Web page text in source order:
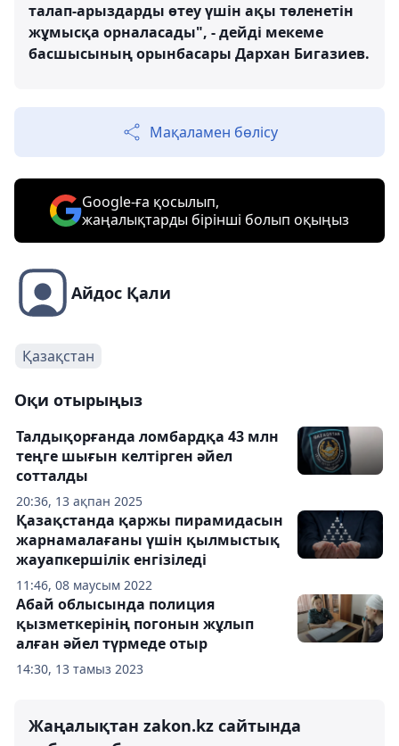
талап-арыздарды өтеу үшін ақы төленетін
жұмысқа орналасады", - дейді мекеме
басшысының орынбасары Дархан Бигазиев.
Мақаламен бөлісу
Google-ға қосылып,
жаңалықтарды бірінші болып оқыңыз
Айдос Қали
Қазақстан
Оқи отырыңыз
20:36, 13 ақпан 2025
Талдықорғанда ломбардқа 43 млн
теңге шығын келтірген әйел
сотталды
11:46, 08 маусым 2022
Қазақстанда қаржы пирамидасын
жарнамалағаны үшін қылмыстық
жауапкершілік енгізіледі
14:30, 13 тамыз 2023
Абай облысында полиция
қызметкерінің погонын жұлып
алған әйел түрмеде отыр
Жаңалықтан zakon.kz сайтында